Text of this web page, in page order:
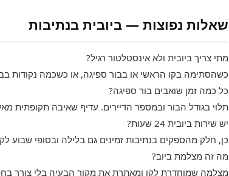
שאלות נפוצות — ביובית בנתיבות
מתי צריך ביובית ולא אינסטלטור רגיל?
כשהסתימה בקו הראשי או בבור ספיגה, או כשכמה נקודות
כל כמה זמן שואבים בור ספיגה?
תלוי בגודל הבור ובמספר הדיירים. עדיף שאיבה תקופתית
יש שירות ביובית 24 שעות?
כן, חלק מהספקים בנתיבות זמינים גם בלילה ובסופי שבוע
מה זה מצלמת ביוב?
מצלמה שמוחדרת לקו ומאתרת את מקור הבעיה בלי צורך